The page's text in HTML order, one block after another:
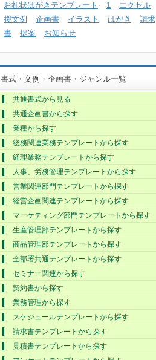
お礼状はがきテンプレート 1 エクセル
拶文例
企画書 イラスト はがき
請求
書
提案 お知らせ
書式・文例・企画書・ジャンル一覧
共通書式から見る
共通企画書から探す
業種から探す
総務関連業務テンプレートから探す
経理業務テンプレートから探す
人事、労務管理テンプレートから探す
営業関連部門テンプレートから探す
経営企画関連テンプレートから探す
マーケティング部門テンプレートから探す
生産管理部テンプレートから探す
商品管理部テンプレートから探す
全部署共通テンプレートから探す
セミナー関連から探す
契約書から探す
業務管理から探す
スケジュールテンプレートから探す
請求書テンプレートから探す
見積書テンプレートから探す